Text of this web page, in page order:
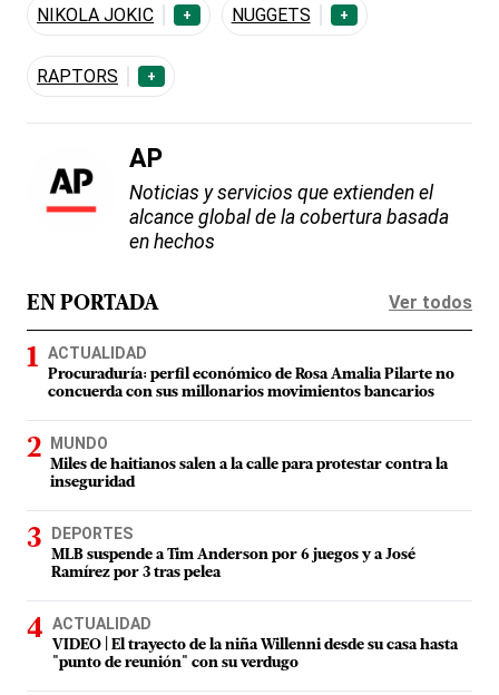
NIKOLA JOKIC + NUGGETS +
RAPTORS +
AP
Noticias y servicios que extienden el
alcance global de la cobertura basada
en hechos
EN PORTADA Ver todos
ACTUALIDAD
Procuraduría: perfil económico de Rosa Amalia Pilarte no
concuerda con sus millonarios movimientos bancarios
MUNDO
Miles de haitianos salen a la calle para protestar contra la
inseguridad
DEPORTES
MLB suspende a Tim Anderson por 6 juegos y a José
Ramírez por 3 tras pelea
ACTUALIDAD
VIDEO | El trayecto de la niña Willenni desde su casa hasta
"punto de reunión" con su verdugo